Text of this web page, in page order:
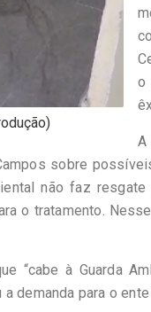
o
sobre
não faz
o tratamento.
“cabe à Guarda
demanda para o ente